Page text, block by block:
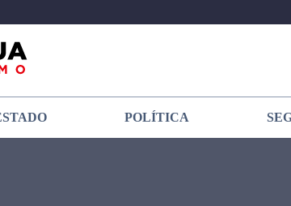
POLÍTICA